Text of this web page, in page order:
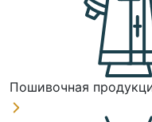
Пошивочная